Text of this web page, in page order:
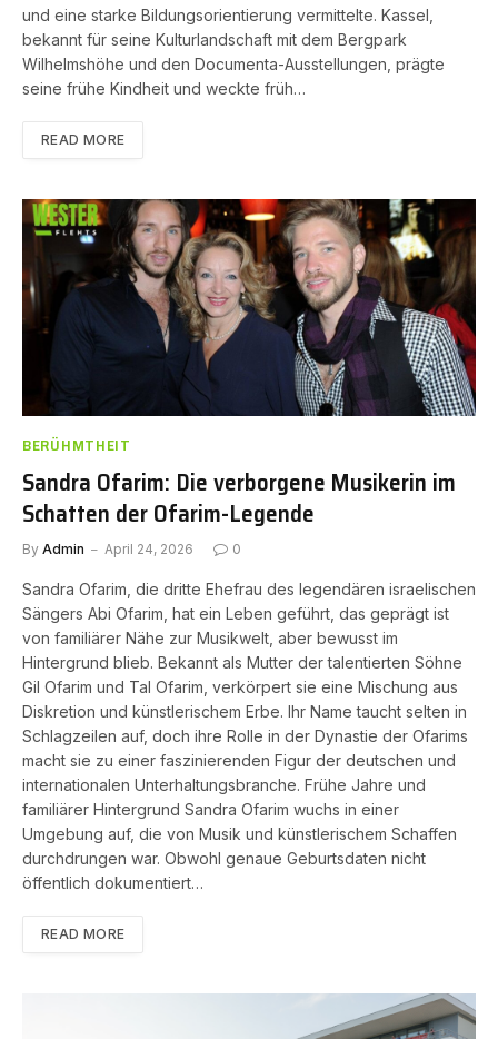
und eine starke Bildungsorientierung vermittelte. Kassel,
bekannt für seine Kulturlandschaft mit dem Bergpark
Wilhelmshöhe und den Documenta-Ausstellungen, prägte
seine frühe Kindheit und weckte früh…
READ MORE
BERÜHMTHEIT
Sandra Ofarim: Die verborgene Musikerin im
Schatten der Ofarim-Legende
By Admin April 24, 2026 0
Sandra Ofarim, die dritte Ehefrau des legendären israelischen
Sängers Abi Ofarim, hat ein Leben geführt, das geprägt ist
von familiärer Nähe zur Musikwelt, aber bewusst im
Hintergrund blieb. Bekannt als Mutter der talentierten Söhne
Gil Ofarim und Tal Ofarim, verkörpert sie eine Mischung aus
Diskretion und künstlerischem Erbe. Ihr Name taucht selten in
Schlagzeilen auf, doch ihre Rolle in der Dynastie der Ofarims
macht sie zu einer faszinierenden Figur der deutschen und
internationalen Unterhaltungsbranche. Frühe Jahre und
familiärer Hintergrund Sandra Ofarim wuchs in einer
Umgebung auf, die von Musik und künstlerischem Schaffen
durchdrungen war. Obwohl genaue Geburtsdaten nicht
öffentlich dokumentiert…
READ MORE